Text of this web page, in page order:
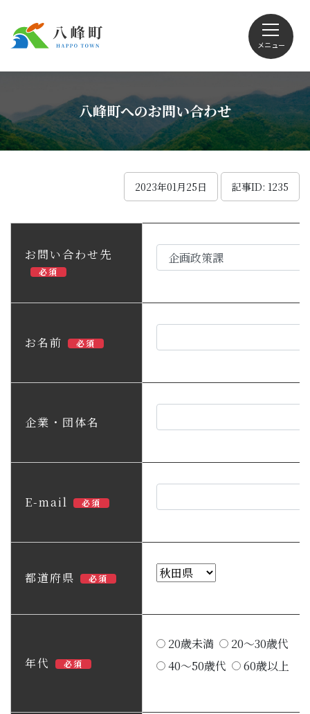
メニュー
Foreign language
観光
八峰町へのお問い合わせ
2023年01月25日 記事ID: 1235
お問い合わせ先
必須
お名前 必須
企業・団体名
E-mail 必須
都道府県 必須
年代 必須
20歳未満
20～30歳代
40～50歳代
60歳以上